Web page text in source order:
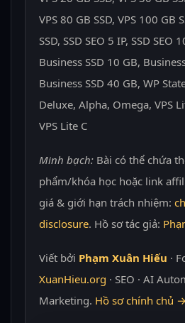
VPS 80 GB SSD, VPS 100 GB
SSD, SSD SEO 5 IP, SSD SEO
Business SSD 10 GB,
Business SSD 40 GB, WP
Deluxe, Alpha, Omega, VPS
VPS Lite C
Minh bạch:Bài có thể chứa
phẩm/khóa học hoặc link
giá & giới hạn trách nhiệm:
disclosure. Hồ sơ tác giả:
Viết bởi Phạm Xuân Hiếu ·
XuanHieu.org · SEO · AI
Marketing. Hồ sơ chính chủ →